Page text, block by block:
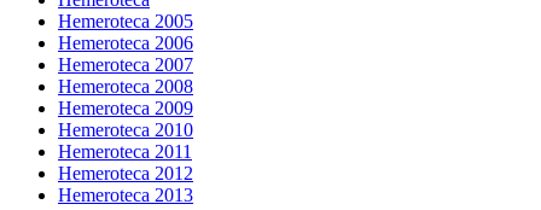
Hemeroteca 2005
Hemeroteca 2006
Hemeroteca 2007
Hemeroteca 2008
Hemeroteca 2009
Hemeroteca 2010
Hemeroteca 2011
Hemeroteca 2012
Hemeroteca 2013